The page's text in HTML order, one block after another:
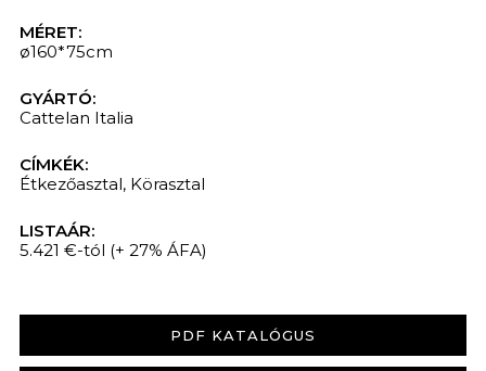
MÉRET:
ø160*75cm
GYÁRTÓ:
Cattelan Italia
CÍMKÉK:
Étkezőasztal, Körasztal
LISTAÁR:
5.421 €-tól (+ 27% ÁFA)
PDF KATALÓGUS